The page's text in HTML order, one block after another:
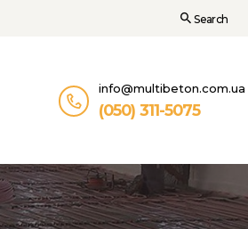
info@multibeton.com.ua
(050) 311-5075